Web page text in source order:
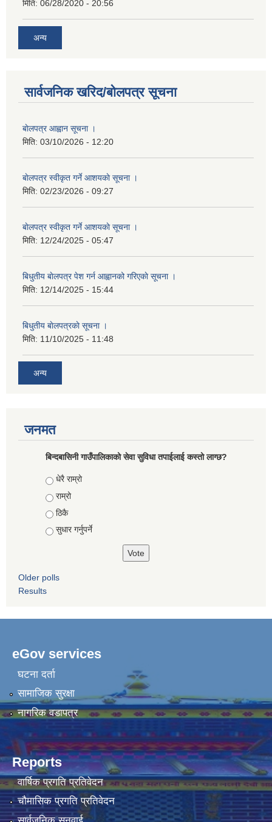
मिति: 06/28/2020 - 20:56
अन्य
सार्वजनिक खरिद/बोलपत्र सूचना
बाेलपत्र आह्वान सूचना ।
मिति: 03/10/2026 - 12:20
बाेलपत्र स्वीकृत गर्ने आशयकाे सूचना ।
मिति: 02/23/2026 - 09:27
बाेलपत्र स्वीकृत गर्ने आशयकाे सूचना ।
मिति: 12/24/2025 - 05:47
बिधुतीय बाेलपत्र पेश गर्न आह्वानको गरिएकाे सूचना ।
मिति: 12/14/2025 - 15:44
बिधुतीय बाेलपत्रकाे सूचना ।
मिति: 11/10/2025 - 11:48
अन्य
जनमत
बिन्दबासिनी गाउँपालिकाको सेवा सुविधा तपाईलाई कस्तो लाग्छ?
Choices
धेरै राम्रो
राम्रो
ठिकै
सुधार गर्नुपर्ने
Older polls
Results
eGov services
घटना दर्ता
सामाजिक सुरक्षा
नागरिक वडापत्र
Reports
वार्षिक प्रगति प्रतिवेदन
चौमासिक प्रगति प्रतिवेदन